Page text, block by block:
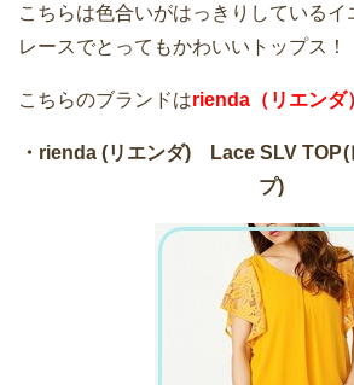
こちらは色合いがはっきりしているイ
レースでとってもかわいいトップス！
こちらのブランドはrienda（リエンダ
・rienda (リエンダ) Lace SLV TOP(
プ)